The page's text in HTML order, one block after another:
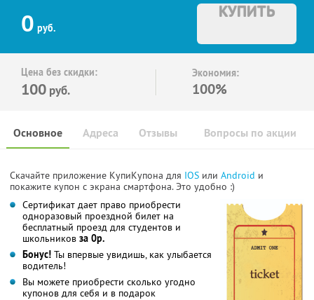
0 руб.
КУПИТЬ
Цена без скидки:
100 руб.
Экономия:
100%
Основное Отзывы Вопросы по акции
Адреса
Скачайте приложение КупиКупона для IOS или Android и
покажите купон с экрана смартфона. Это удобно :)
Сертификат дает право приобрести
одноразовый проездной билет на
бесплатный проезд для студентов и
школьников за 0р.
Бонус! Ты впервые увидишь, как улыбается
водитель!
Вы можете приобрести сколько угодно
купонов для себя и в подарок